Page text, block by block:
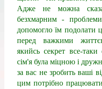
Адже не можна
безхмарним -
допомогло їм подолати
перед важкими
якийсь секрет все-
сім'я була міцною і
за вас не зробить ваші
цим потрібно